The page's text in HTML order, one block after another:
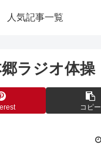
人気記事一覧
ラジオ体操
コピー